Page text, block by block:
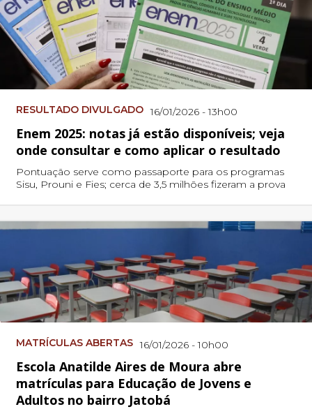
RESULTADO DIVULGADO 16/01/2026 - 13h00
Enem 2025: notas já estão disponíveis; veja
onde consultar e como aplicar o resultado
Pontuação serve como passaporte para os programas
Sisu, Prouni e Fies; cerca de 3,5 milhões fizeram a prova
MATRÍCULAS ABERTAS 16/01/2026 - 10h00
Escola Anatilde Aires de Moura abre
matrículas para Educação de Jovens e
Adultos no bairro Jatobá